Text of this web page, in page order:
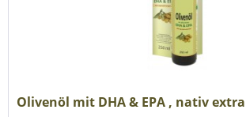
Olivenöl mit DHA & EPA , nativ